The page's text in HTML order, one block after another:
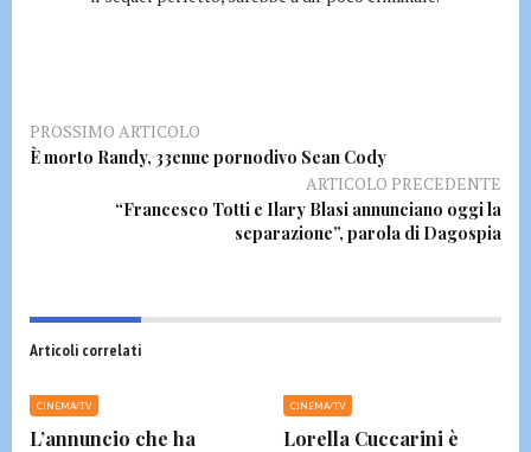
PROSSIMO ARTICOLO
È morto Randy, 33enne pornodivo Sean Cody
ARTICOLO PRECEDENTE
“Francesco Totti e Ilary Blasi annunciano oggi la
separazione”, parola di Dagospia
Articoli correlati
CINEMA/TV
L’annuncio che ha
CINEMA/TV
Lorella Cuccarini è